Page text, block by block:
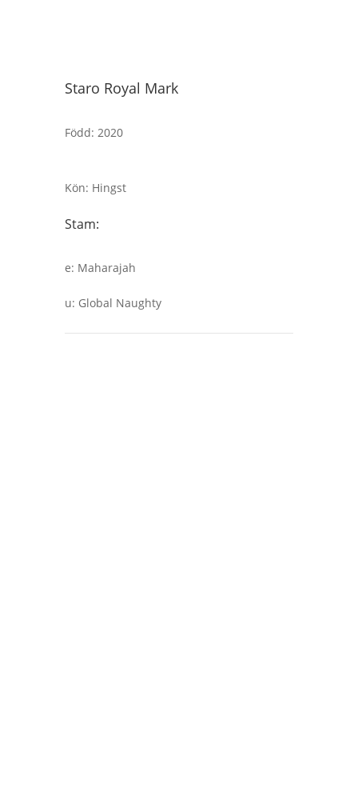
Staro Royal Mark
Född: 2020
Kön: Hingst
Stam:
e: Maharajah
u: Global Naughty